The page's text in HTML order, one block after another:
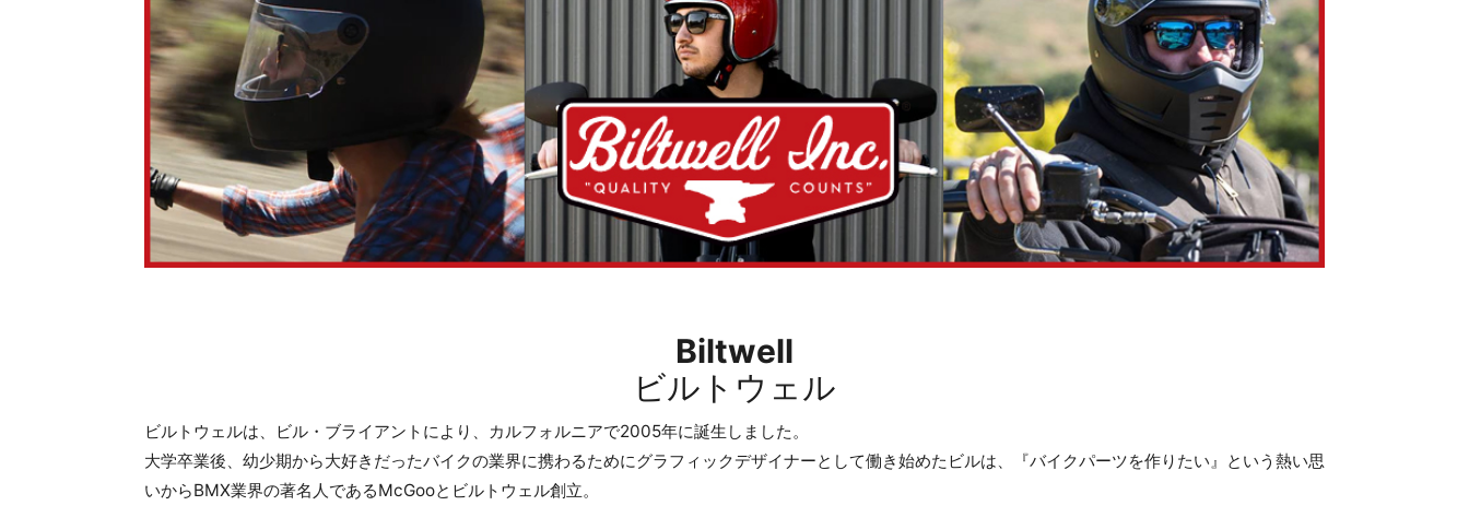
Biltwell
ビルトウェル
ビルトウェルは、ビル・ブライアントにより、カルフォルニアで2005年に誕生しました。
大学卒業後、幼少期から大好きだったバイクの業界に携わるためにグラフィックデザイナーとして働き始めたビルは、『バイクパーツを作りたい』という熱い思
いからBMX業界の著名人であるMcGooとビルトウェル創立。